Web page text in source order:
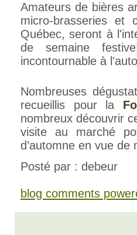
Amateurs de bières
micro-brasseries et
Québec, seront à
de semaine
incontournable à
Nombreuses
recueillis pour la
nombreux découvrir
visite au marché
d’automne en vue
Posté par : debeur
blog comments